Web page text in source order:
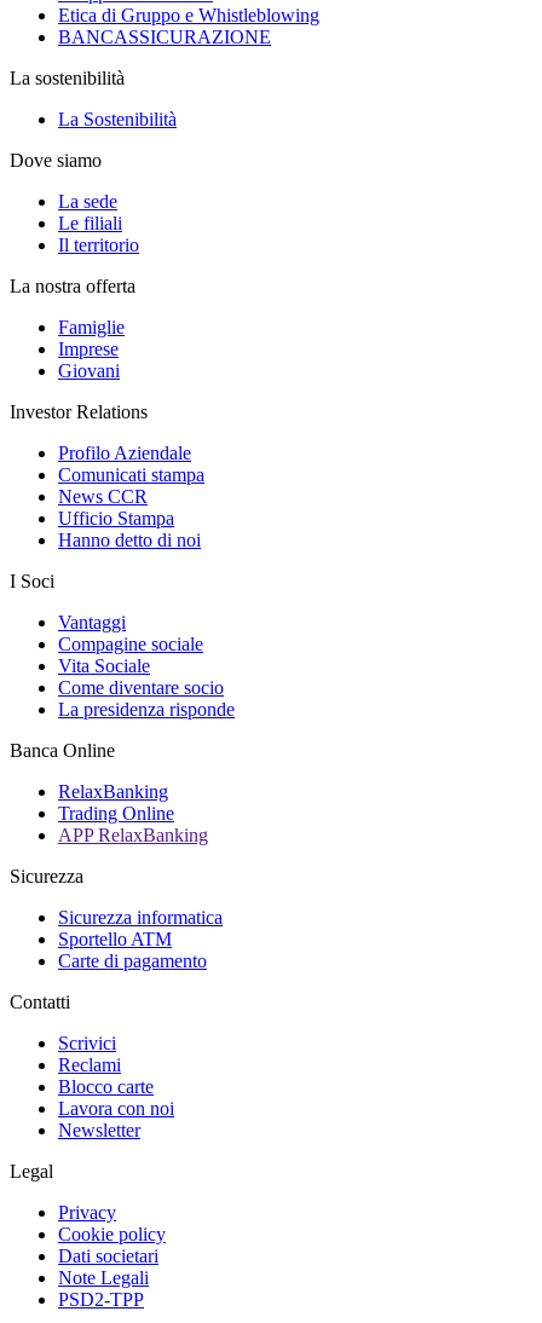
Etica di Gruppo e Whistleblowing
BANCASSICURAZIONE
La sostenibilità
La Sostenibilità
Dove siamo
La sede
Le filiali
Il territorio
La nostra offerta
Famiglie
Imprese
Giovani
Investor Relations
Profilo Aziendale
Comunicati stampa
News CCR
Ufficio Stampa
Hanno detto di noi
I Soci
Vantaggi
Compagine sociale
Vita Sociale
Come diventare socio
La presidenza risponde
Banca Online
RelaxBanking
Trading Online
APP RelaxBanking
Sicurezza
Sicurezza informatica
Sportello ATM
Carte di pagamento
Contatti
Scrivici
Reclami
Blocco carte
Lavora con noi
Newsletter
Legal
Privacy
Cookie policy
Dati societari
Note Legali
PSD2-TPP